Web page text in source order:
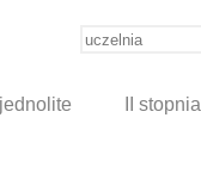
jednolite II stopnia